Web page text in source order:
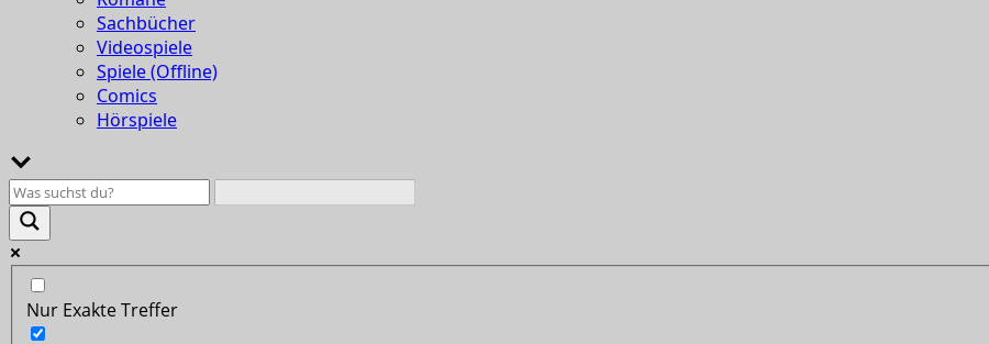
Sachbücher
Videospiele
Spiele (Offline)
Comics
Hörspiele
Nur Exakte Treffer